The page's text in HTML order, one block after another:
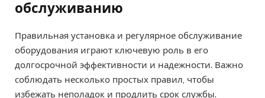
обслуживанию
Правильная установка и регулярное обслуживание
оборудования играют ключевую роль в его
долгосрочной эффективности и надежности. Важно
соблюдать несколько простых правил, чтобы
избежать неполадок и продлить срок службы.